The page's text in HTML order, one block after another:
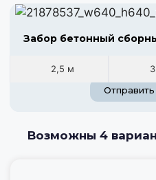
Забор бетонный
2,5 м
Возможны 4